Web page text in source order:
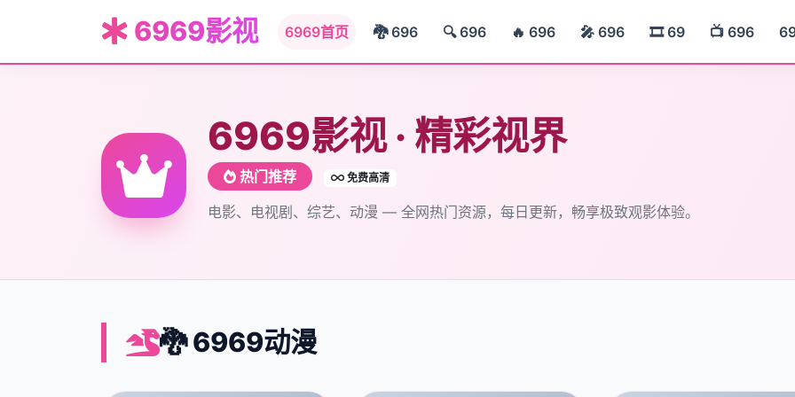
6969影视 6969首页 🐉 696 🔍 696 🔥 696 🎤 696 🎞️ 69 📺 696
6969影视 · 精彩视界
热门推荐 免费高清
电影、电视剧、综艺、动漫 — 全网热门资源，每日更新，畅享极致观影体验。
🐉 6969动漫